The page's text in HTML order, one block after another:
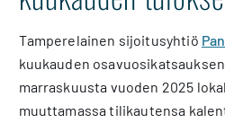
Tamperelainen sijoitusyhtiö
kuukauden
marraskuusta vuoden 2025
muuttamassa tilikautensa